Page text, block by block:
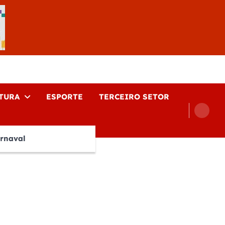
ESPORTE TERCEIRO SETOR